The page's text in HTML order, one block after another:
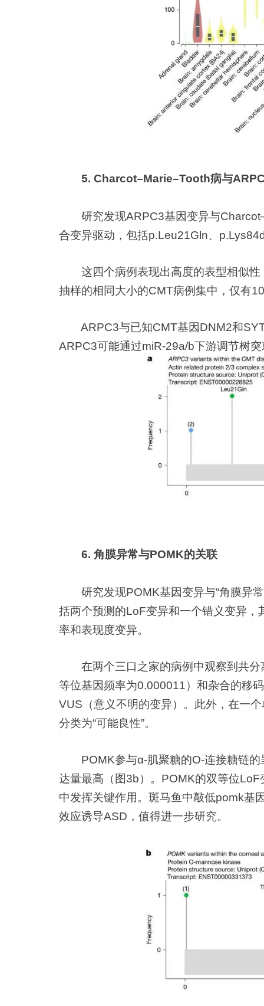
5. Charcot–Marie–Tooth病与
研究发现ARPC3基因变异与
合变异驱动，包括p.Leu21Gln、
这四个病例表现出高度的表型相似
抽样的相同大小的CMT病例集中，仅有
ARPC3与已知CMT基因DNM2和
ARPC3可能通过miR-29a/b下游调节树
6. 角膜异常与POMK的关联
研究发现POMK基因变异与“角膜异
括两个预测的LoF变异和一个错义变异
率和表现度变异。
在两个三口之家的病例中观察到共
等位基因频率为0.000011）和杂合的移
VUS（意义不明的变异）。此外，在一
分类为“可能良性”。
POMK参与α-肌聚糖的O-连接糖链
达量最高（图3b）。POMK的双等位
中发挥关键作用。斑马鱼中敲低pomk基
效应诱导ASD，值得进一步研究。